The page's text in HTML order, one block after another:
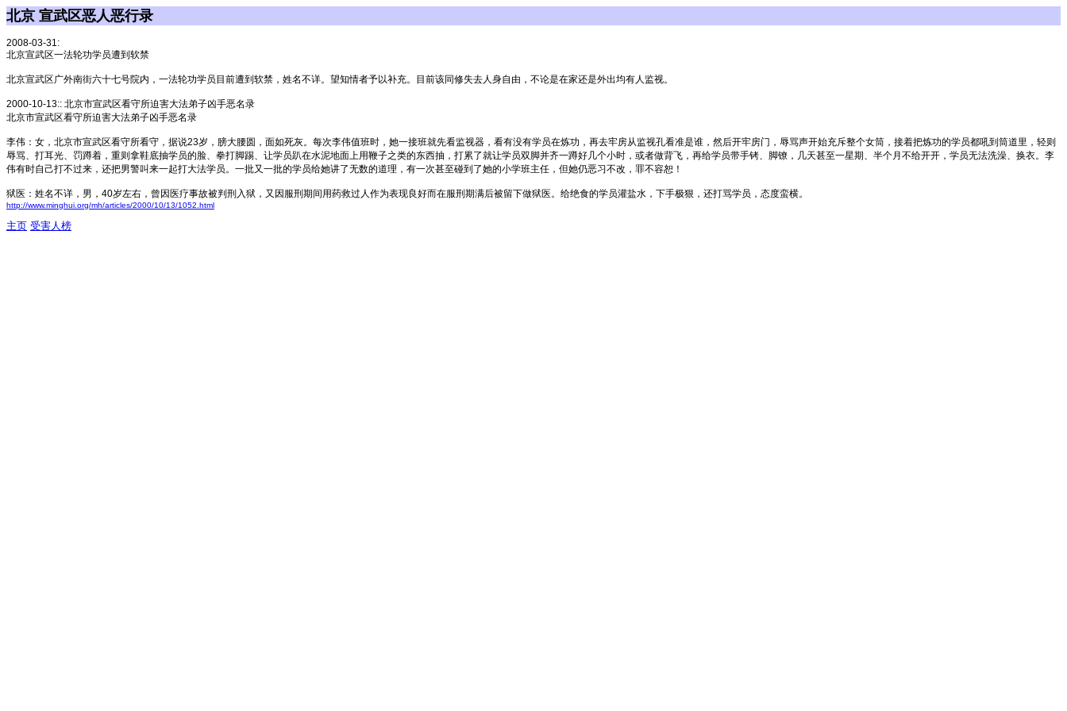
北京 宣武区恶人恶行录
2008-03-31:
北京宣武区一法轮功学员遭到软禁
北京宣武区广外南街六十七号院内，一法轮功学员目前遭到软禁，姓名不详。望知情者予以补充。目前该同修失去人身自由，不论是在家还是外出均有人监视。
2000-10-13:: 北京市宣武区看守所迫害大法弟子凶手恶名录
北京市宣武区看守所迫害大法弟子凶手恶名录
李伟：女，北京市宣武区看守所看守，据说23岁，膀大腰圆，面如死灰。每次李伟值班时，她一接班就先看监视器，看有没有学员在炼功，再去牢房从监视孔看准是谁，然后开牢房门，辱骂声开始充斥整个女筒，接着把炼功的学员都吼到筒道里，轻则
辱骂、打耳光、罚蹲着，重则拿鞋底抽学员的脸、拳打脚踢、让学员趴在水泥地面上用鞭子之类的东西抽，打累了就让学员双脚并齐一蹲好几个小时，或者做背飞，再给学员带手铐、脚镣，几天甚至一星期、半个月不给开开，学员无法洗澡、换衣。李
伟有时自己打不过来，还把男警叫来一起打大法学员。一批又一批的学员给她讲了无数的道理，有一次甚至碰到了她的小学班主任，但她仍恶习不改，罪不容恕！
狱医：姓名不详，男，40岁左右，曾因医疗事故被判刑入狱，又因服刑期间用药救过人作为表现良好而在服刑期满后被留下做狱医。给绝食的学员灌盐水，下手极狠，还打骂学员，态度蛮横。
http://www.minghui.org/mh/articles/2000/10/13/1052.html
主页 受害人榜